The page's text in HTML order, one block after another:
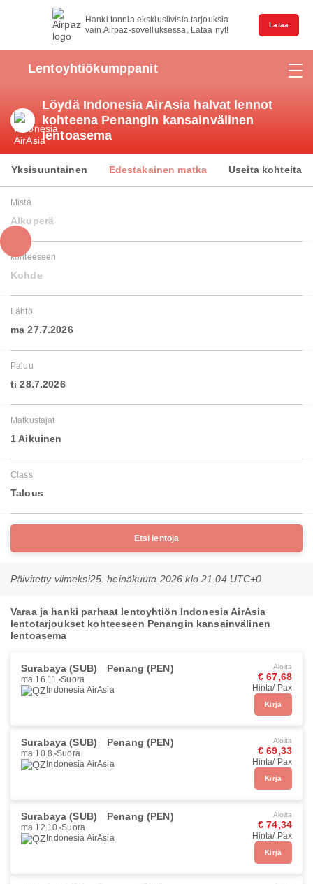
Hanki tonnia eksklusiivisia tarjouksia
vain Airpaz-sovelluksessa. Lataa nyt!
Lataa
Lentoyhtiökumppanit
Löydä Indonesia AirAsia halvat lennot
kohteena Penangin kansainvälinen
lentoasema
Yksisuuntainen Edestakainen matka Useita kohteita
Mistä
Alkuperä
kohteeseen
Kohde
Lähtö
ma 27.7.2026
Paluu
ti 28.7.2026
Matkustajat
1 Aikuinen
Class
Talous
Etsi lentoja
Päivitetty viimeksi25. heinäkuuta 2026 klo 21.04 UTC+0
Varaa ja hanki parhaat lentoyhtiön Indonesia AirAsia
lentotarjoukset kohteeseen Penangin kansainvälinen
lentoasema
Surabaya (SUB) Penang (PEN)
ma 16.11. Suora
Indonesia AirAsia
Aloita
€ 67,68
Hinta/ Pax
Kirja
Surabaya (SUB) Penang (PEN)
ma 10.8. Suora
Indonesia AirAsia
Aloita
€ 69,33
Hinta/ Pax
Kirja
Surabaya (SUB) Penang (PEN)
ma 12.10. Suora
Indonesia AirAsia
Aloita
€ 74,34
Hinta/ Pax
Kirja